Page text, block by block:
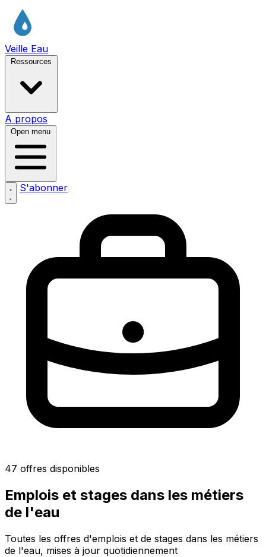
Veille Eau
Ressources
A propos
Open menu
S'abonner
47 offres disponibles
Emplois et stages dans les métiers
de l'eau
Toutes les offres d'emplois et de stages dans les métiers
de l'eau, mises à jour quotidiennement